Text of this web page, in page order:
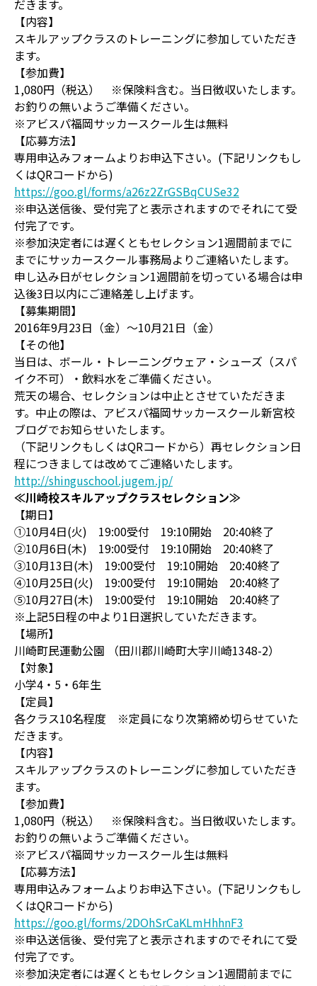
だきます。
【内容】
スキルアップクラスのトレーニングに参加していただき
ます。
【参加費】
1,080円（税込） ※保険料含む。当日徴収いたします。
お釣りの無いようご準備ください。
※アビスパ福岡サッカースクール生は無料
【応募方法】
専用申込みフォームよりお申込下さい。(下記リンクもし
くはQRコードから)
https://goo.gl/forms/a26z2ZrGSBqCUSe32
※申込送信後、受付完了と表示されますのでそれにて受
付完了です。
※参加決定者には遅くともセレクション1週間前までに
までにサッカースクール事務局よりご連絡いたします。
申し込み日がセレクション1週間前を切っている場合は申
込後3日以内にご連絡差し上げます。
【募集期間】
2016年9月23日（金）～10月21日（金）
【その他】
当日は、ボール・トレーニングウェア・シューズ（スパ
イク不可）・飲料水をご準備ください。
荒天の場合、セレクションは中止とさせていただきま
す。中止の際は、アビスパ福岡サッカースクール新宮校
ブログでお知らせいたします。
（下記リンクもしくはQRコードから）再セレクション日
程につきましては改めてご連絡いたします。
http://shinguschool.jugem.jp/
≪川崎校スキルアップクラスセレクション≫
【期日】
①10月4日(火) 19:00受付 19:10開始 20:40終了
②10月6日(木) 19:00受付 19:10開始 20:40終了
③10月13日(木) 19:00受付 19:10開始 20:40終了
④10月25日(火) 19:00受付 19:10開始 20:40終了
⑤10月27日(木) 19:00受付 19:10開始 20:40終了
※上記5日程の中より1日選択していただきます。
【場所】
川崎町民運動公園 （田川郡川崎町大字川崎1348-2）
【対象】
小学4・5・6年生
【定員】
各クラス10名程度 ※定員になり次第締め切らせていた
だきます。
【内容】
スキルアップクラスのトレーニングに参加していただき
ます。
【参加費】
1,080円（税込） ※保険料含む。当日徴収いたします。
お釣りの無いようご準備ください。
※アビスパ福岡サッカースクール生は無料
【応募方法】
専用申込みフォームよりお申込下さい。(下記リンクもし
くはQRコードから)
https://goo.gl/forms/2DOhSrCaKLmHhhnF3
※申込送信後、受付完了と表示されますのでそれにて受
付完了です。
※参加決定者には遅くともセレクション1週間前までに